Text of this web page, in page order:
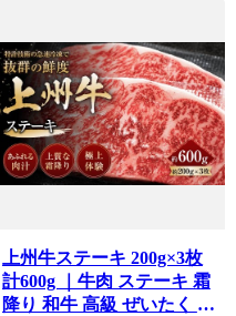
上州牛ステーキ 200g×3枚
計600g ｜牛肉 ステーキ 霜
降り 和牛 高級 ぜいたく 贅